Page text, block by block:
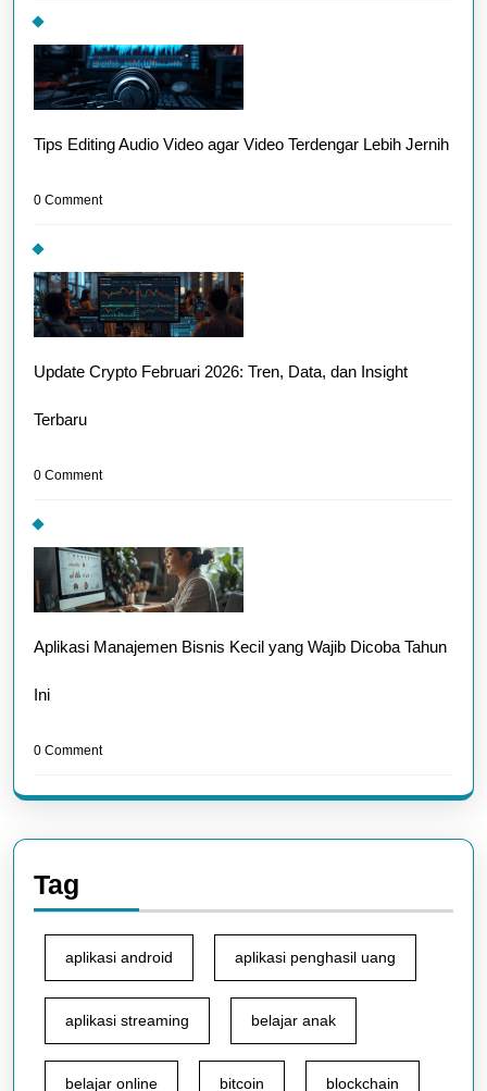
Tips Editing Audio Video agar Video Terdengar Lebih Jernih
0 Comment
Update Crypto Februari 2026: Tren, Data, dan Insight
Terbaru
0 Comment
Aplikasi Manajemen Bisnis Kecil yang Wajib Dicoba Tahun
Ini
0 Comment
Tag
aplikasi android aplikasi penghasil uang
aplikasi streaming belajar anak
belajar online bitcoin blockchain